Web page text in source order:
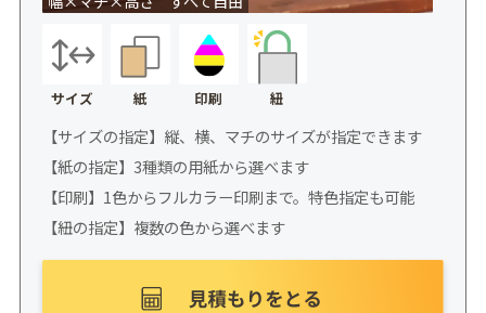
サイズ 紙 印刷 紐
【サイズの指定】縦、横、マチのサイズが指定できます
【紙の指定】3種類の用紙から選べます
【印刷】1色からフルカラー印刷まで。特色指定も可能
【紐の指定】複数の色から選べます